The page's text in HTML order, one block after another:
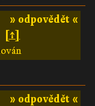
» odpovědět «
[↑]
» odpovědět «